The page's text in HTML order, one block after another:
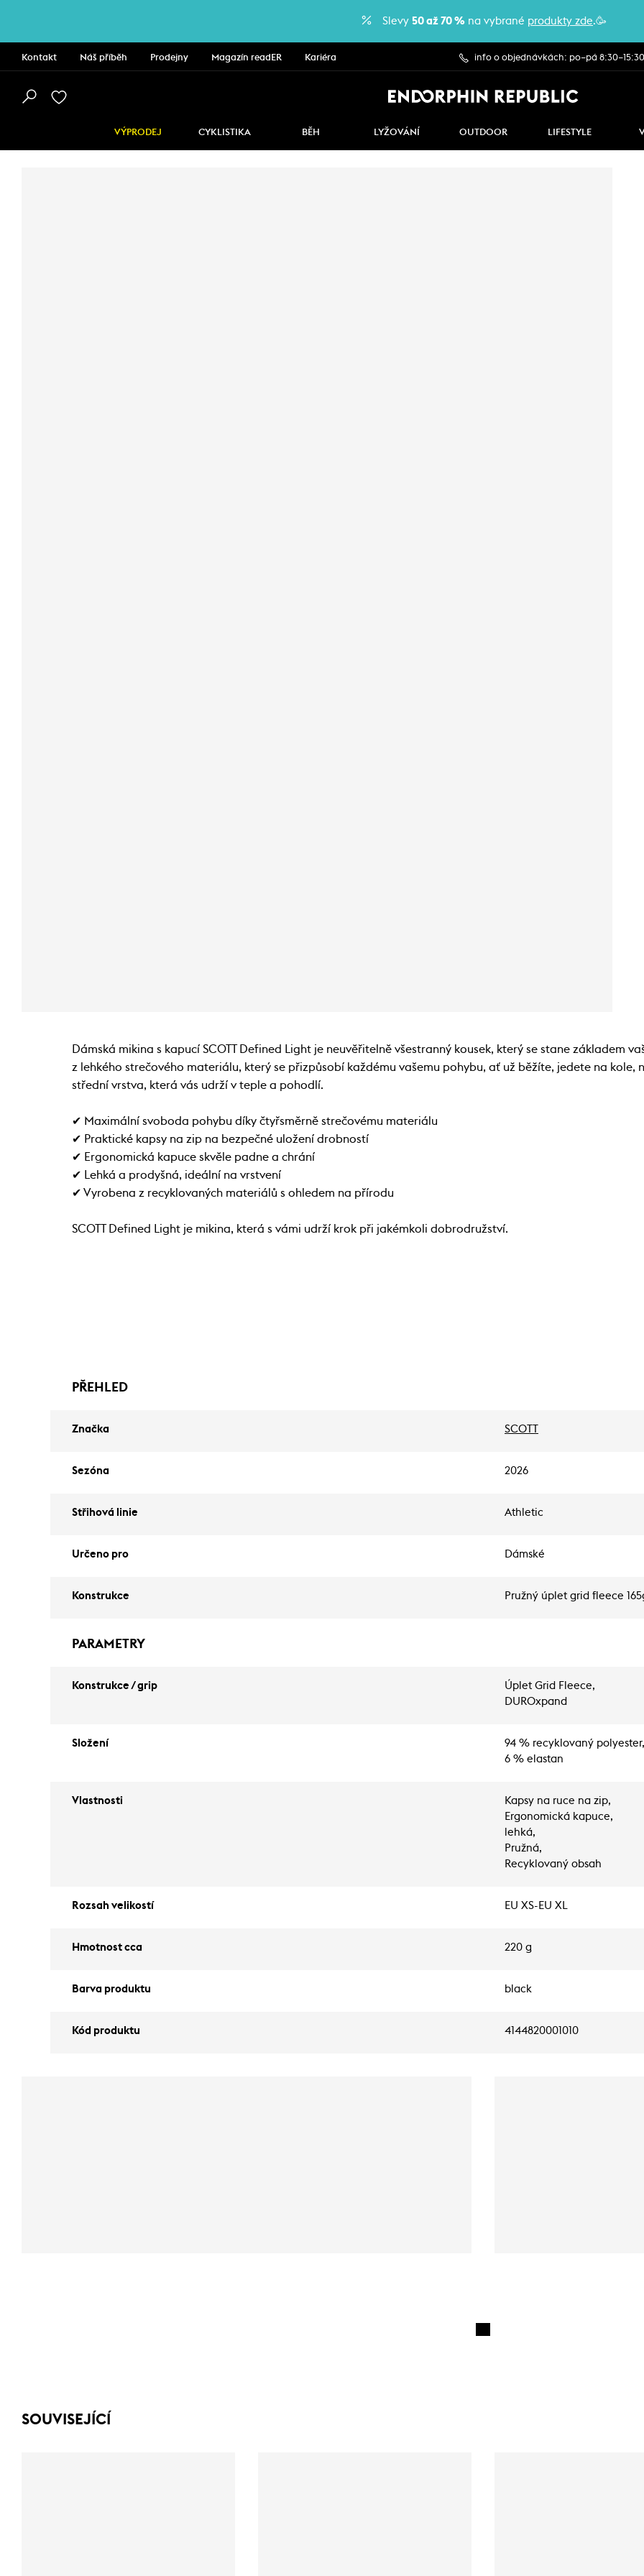
Slevy 50 až 70 % na vybrané produkty zde.🥳
Kontakt Náš příběh Prodejny Magazín readER Kariéra info o objednávkách: po–pá 8:30–15:30
VÝPRODEJ CYKLISTIKA BĚH LYŽOVÁNÍ OUTDOOR LIFESTYLE
Dámská mikina s kapucí SCOTT Defined Light je neuvěřitelně všestranný kousek, který se stane základem
z lehkého strečového materiálu, který se přizpůsobí každému vašemu pohybu, ať už běžíte, jedete na kole,
střední vrstva, která vás udrží v teple a pohodlí.
✔ Maximální svoboda pohybu díky čtyřsměrně strečovému materiálu
✔ Praktické kapsy na zip na bezpečné uložení drobností
✔ Ergonomická kapuce skvěle padne a chrání
✔ Lehká a prodyšná, ideální na vrstvení
✔ Vyrobena z recyklovaných materiálů s ohledem na přírodu
SCOTT Defined Light je mikina, která s vámi udrží krok při jakémkoli dobrodružství.
PŘEHLED
Značka SCOTT
Sezóna 2026
Střihová linie Athletic
Určeno pro Dámské
Konstrukce Pružný úplet grid fleece
PARAMETRY
Konstrukce / grip
Úplet Grid Fleece,
DUROxpand
Složení
94 % recyklovaný polyester,
6 % elastan
Vlastnosti
Kapsy na ruce na zip,
Ergonomická kapuce,
lehká,
Pružná,
Recyklovaný obsah
Rozsah velikostí EU XS-EU XL
Hmotnost cca 220 g
Barva produktu black
Kód produktu 4144820001010
SOUVISEJÍCÍ